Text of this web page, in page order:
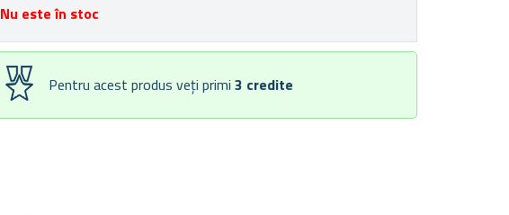
Nu este în stoc
Pentru acest produs veți primi 3 credite